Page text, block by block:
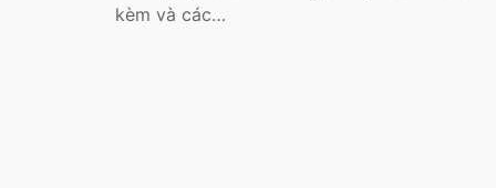
kèm và các…